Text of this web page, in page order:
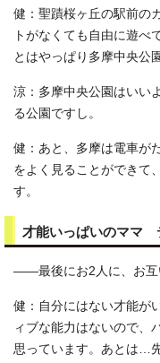
健：聖蹟桜ヶ丘の駅前の
トがなくても自由に遊べ
とはやっぱり多摩中央公園
涼：多摩中央公園はいい
る公園ですし。
健：あと、多摩は電車が
をよく見ることができて
す。
才能いっぱいのママ
――最後にお2人に、お互
健：自分にはない才能が
ィブな能力はないので、
思っています。あとは…